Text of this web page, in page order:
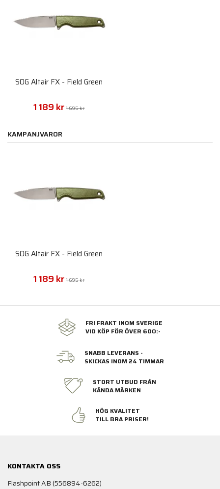
SOG Altair FX - Field Green
1 189 kr 1 695 kr
KAMPANJVAROR
SOG Altair FX - Field Green
1 189 kr 1 695 kr
FRI FRAKT INOM SVERIGE
VID KÖP FÖR ÖVER 600:-
SNABB LEVERANS -
SKICKAS INOM 24 TIMMAR
STORT UTBUD FRÅN
KÄNDA MÄRKEN
HÖG KVALITET
TILL BRA PRISER!
KONTAKTA OSS
Flashpoint AB (556894-6262)